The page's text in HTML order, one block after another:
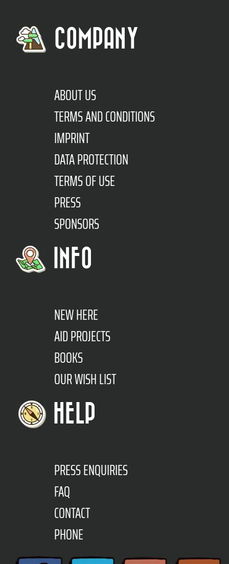
COMPANY
ABOUT US
TERMS AND CONDITIONS
IMPRINT
DATA PROTECTION
TERMS OF USE
PRESS
SPONSORS
INFO
NEW HERE
AID PROJECTS
BOOKS
OUR WISH LIST
HELP
PRESS ENQUIRIES
FAQ
CONTACT
PHONE